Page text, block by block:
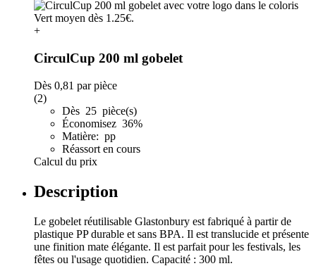
+
CirculCup 200 ml gobelet
Dès 0,81 par pièce
(2)
Dès 25 pièce(s)
Économisez 36%
Matière: pp
Réassort en cours
Calcul du prix
Description
Le gobelet réutilisable Glastonbury est fabriqué à partir de
plastique PP durable et sans BPA. Il est translucide et présente
une finition mate élégante. Il est parfait pour les festivals, les
fêtes ou l'usage quotidien. Capacité : 300 ml.